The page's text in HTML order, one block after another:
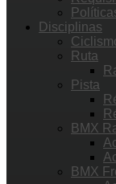
Disciplinas
Ruta
Pista
BMX
BMX